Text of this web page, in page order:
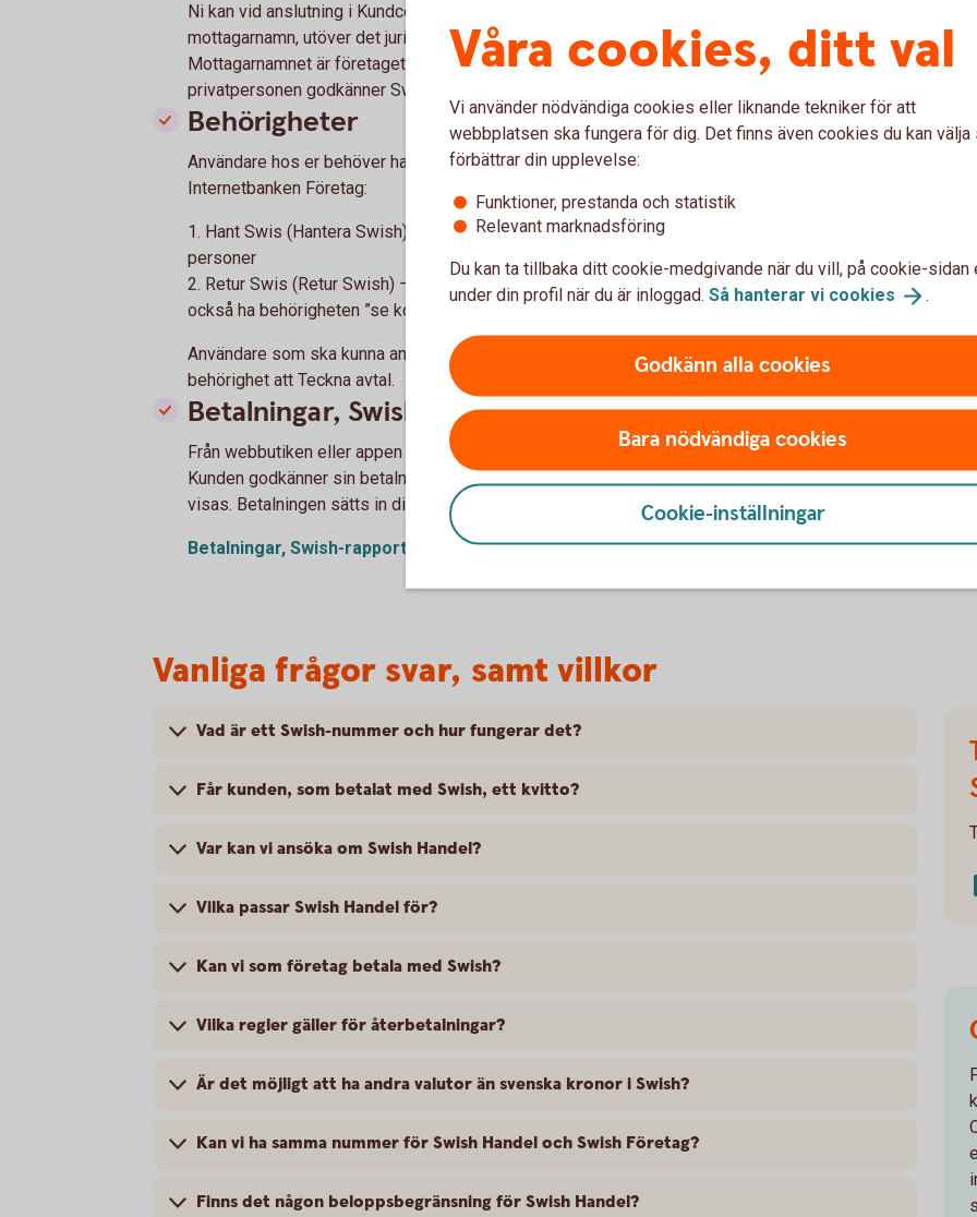
Ni kan vid anslutning i Kundcenter eller på ett bankkontor välja att lägga till ett
mottagarnamn, utöver det juridiska namn som företaget har, till ett Swish-nummer.
Mottagarnamnet är företagets kommersiella namn och visas i Swish-appen när
privatpersonen godkänner Swish-betalningen med Mobilt BankID.
Behörigheter
Användare hos er behöver ha följande behörigheter för att kunna hantera tjänsten i
Internetbanken Företag:
1. Hant Swis (Hantera Swish) – För att kunna ändra debiteringskonto och behöriga
personer
2. Retur Swis (Retur Swish) – För att kunna göra en återbetalning, måste användaren
också ha behörigheten ”se konto behörighet".
Användare som ska kunna ansluta till Swish Handel via internetbanken behöver har
behörighet att Teckna avtal.
Betalningar, Swish-rapport och återbetalningar
Från webbutiken eller appen skickas en betalningsbegäran till din kunds Swish-app.
Kunden godkänner sin betalning med Mobilt BankID, där ert namn och Swish-nummer
visas. Betalningen sätts in direkt på det konto som ni kopplat till ert Swish-nummer.
Betalningar, Swish-rapport och återbetalningar - merinformation
Vanliga frågor svar, samt villkor
Vad är ett Swish-nummer och hur fungerar det?
Får kunden, som betalat med Swish, ett kvitto?
Var kan vi ansöka om Swish Handel?
Vilka passar Swish Handel för?
Kan vi som företag betala med Swish?
Vilka regler gäller för återbetalningar?
Är det möjligt att ha andra valutor än svenska kronor i Swish?
Kan vi ha samma nummer för Swish Handel och Swish Företag?
Finns det någon beloppsbegränsning för Swish Handel?
Våra cookies, ditt val
Vi använder nödvändiga cookies eller liknande tekniker för att
webbplatsen ska fungera för dig. Det finns även cookies du kan välja
förbättrar din upplevelse:
Funktioner, prestanda och statistik
Relevant marknadsföring
Du kan ta tillbaka ditt cookie-medgivande när du vill, på cookie-sidan
under din profil när du är inloggad. Så hanterar vi cookies .
Godkänn alla cookies
Bara nödvändiga cookies
Cookie-inställningar